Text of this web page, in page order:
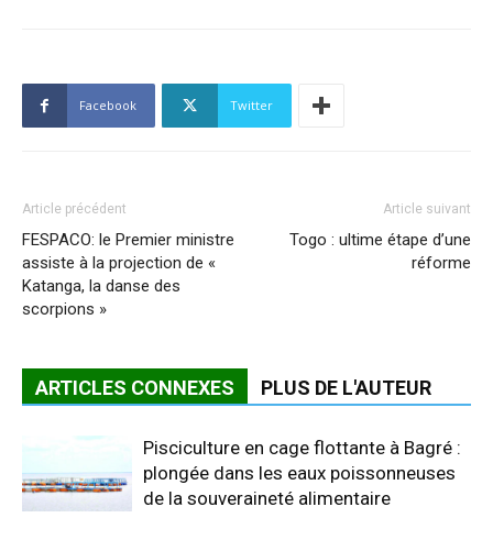
Facebook Twitter
Article précédent
FESPACO: le Premier ministre
assiste à la projection de «
Katanga, la danse des
scorpions »
Article suivant
Togo : ultime étape d’une
réforme
ARTICLES CONNEXES PLUS DE L'AUTEUR
Pisciculture en cage flottante à Bagré :
plongée dans les eaux poissonneuses
de la souveraineté alimentaire